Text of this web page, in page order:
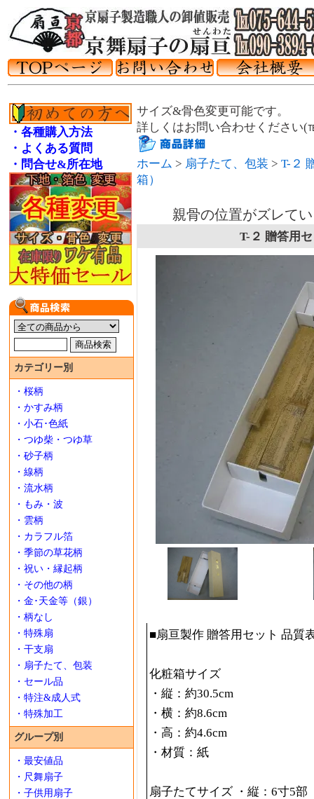
・各種購入方法
・よくある質問
・問合せ&所在地
カテゴリー別
・桜柄
・かすみ柄
・小石･色紙
・つゆ柴・つゆ草
・砂子柄
・線柄
・流水柄
・もみ・波
・雲柄
・カラフル箔
・季節の草花柄
・祝い・縁起柄
・その他の柄
・金･天金等（銀）
・柄なし
・特殊扇
・干支扇
・扇子たて、包装
・セール品
・特注&成人式
・特殊加工
グループ別
・最安値品
・尺舞扇子
・子供用扇子
サイズ&骨色変更可能です。
詳しくはお問い合わせください
ホーム > 扇子たて、包装 > T-２
箱）
親骨の位置がズレて
T-２ 贈答用
■扇亘製作 贈答用セット 品質
化粧箱サイズ
・縦：約30.5cm
・横：約8.6cm
・高：約4.6cm
・材質：紙
扇子たてサイズ ・縦：6寸5部